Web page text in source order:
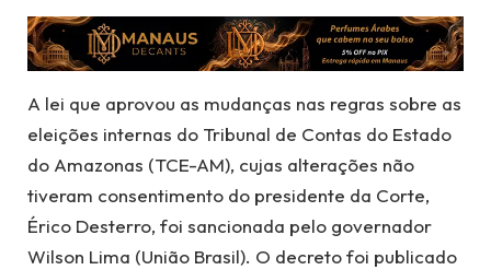
A lei que aprovou as mudanças nas regras sobre as
eleições internas do Tribunal de Contas do Estado
do Amazonas (TCE-AM), cujas alterações não
tiveram consentimento do presidente da Corte,
Érico Desterro, foi sancionada pelo governador
Wilson Lima (União Brasil). O decreto foi publicado